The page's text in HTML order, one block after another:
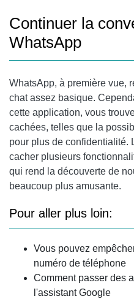
Continuer la
WhatsApp
WhatsApp, à première vue,
chat assez basique.
cette application, vous
cachées, telles que la
pour plus de confidentialité.
cacher plusieurs
qui rend la découverte de
beaucoup plus amusante.
Pour aller plus loin:
Vous pouvez
numéro de téléphone
Comment passer des
l'assistant Google